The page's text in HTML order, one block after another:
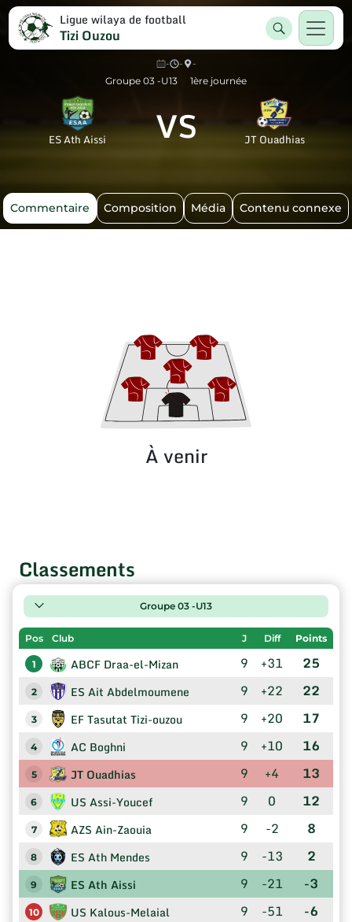
Ligue wilaya de football
Tizi Ouzou
- -
-
Groupe 03 -U13
1ère journée
ES Ath Aissi VS JT Ouadhias
Commentaire Composition Média Contenu connexe
À venir
Classements
Groupe 03 -U13
Pos Club J Diff Points
1 ABCF Draa-el-Mizan 9 +31 25
2 ES Ait Abdelmoumene 9 +22 22
3 EF Tasutat Tizi-ouzou 9 +20 17
4 AC Boghni 9 +10 16
5 JT Ouadhias 9 +4 13
6 US Assi-Youcef 9 0 12
7 AZS Ain-Zaouia 9 -2 8
8 ES Ath Mendes 9 -13 2
9 ES Ath Aissi 9 -21 -3
10 US Kalous-Melaial 9 -51 -6